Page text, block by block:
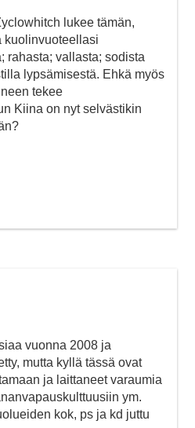
lukee tämän,
kuolinvuoteellasi
rahasta; vallasta; sodista
lypsämisestä. Ehkä myös
tekee
Kiina on nyt selvästikin
vuonna 2008 ja
mutta kyllä tässä ovat
ja laittaneet varaumia
ym.
kok, ps ja kd juttu